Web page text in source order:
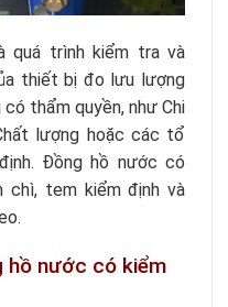
quá trình kiểm tra và
thiết bị đo lưu lượng
thẩm quyền, như Chi
lượng hoặc các tổ
Đồng hồ nước có
chì, tem kiểm định và
hồ nước có kiểm